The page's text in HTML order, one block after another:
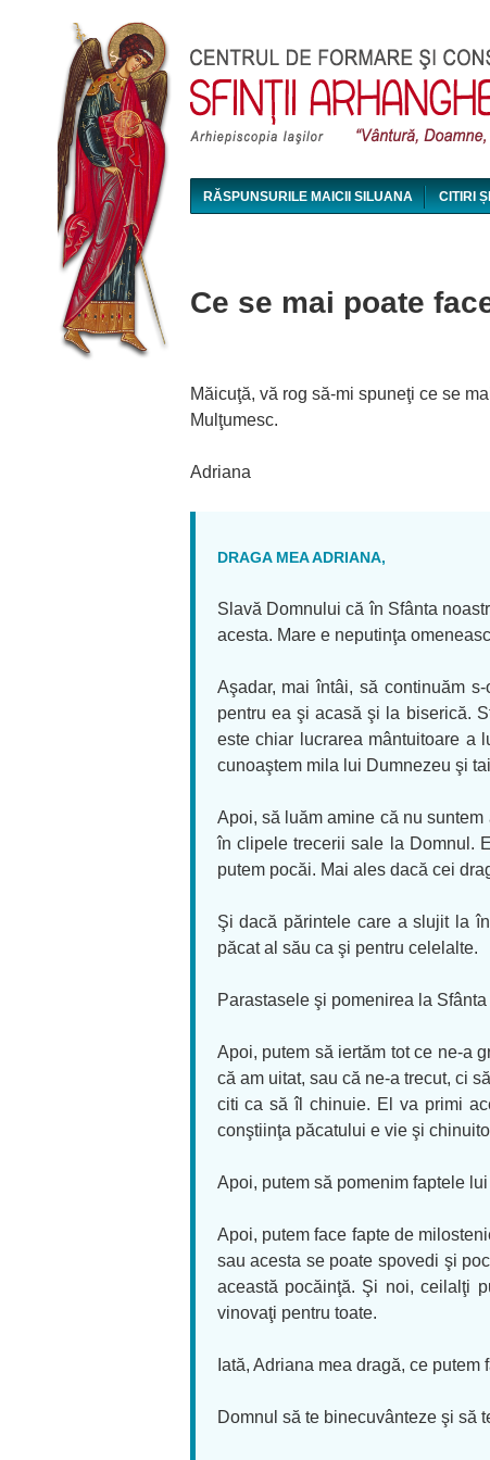
RĂSPUNSURILE MAICII SILUANA CITIRI
Ce se mai poate
Măicuţă, vă rog să-mi spuneţi ce se
Mulţumesc.
Adriana
DRAGA MEA ADRIANA,
Slavă Domnului că în Sfânta
acesta. Mare e neputinţa
Aşadar, mai întâi, să continuăm
pentru ea şi acasă şi la biserică.
este chiar lucrarea mântuitoare a
cunoaştem mila lui Dumnezeu şi
Apoi, să luăm amine că nu
în clipele trecerii sale la Domnul.
putem pocăi. Mai ales dacă cei
Şi dacă părintele care a slujit la
păcat al său ca şi pentru celelalte.
Parastasele şi pomenirea la
Apoi, putem să iertăm tot ce ne-a
că am uitat, sau că ne-a trecut, ci
citi ca să îl chinuie. El va primi
conştiinţa păcatului e vie şi
Apoi, putem să pomenim faptele
Apoi, putem face fapte de
sau acesta se poate spovedi şi
această pocăinţă. Şi noi, ceilalţi
vinovaţi pentru toate.
Iată, Adriana mea dragă, ce putem
Domnul să te binecuvânteze şi să